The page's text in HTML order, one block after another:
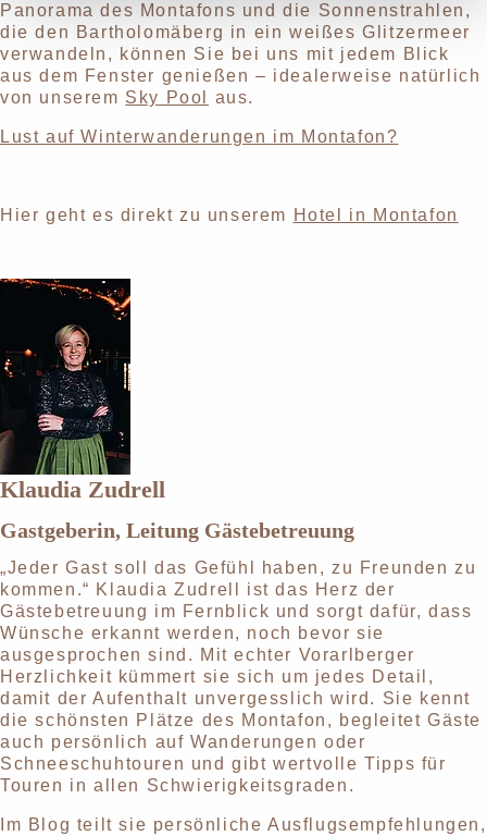
Panorama des Montafons und die Sonnenstrahlen,
die den Bartholomäberg in ein weißes Glitzermeer
verwandeln, können Sie bei uns mit jedem Blick
aus dem Fenster genießen – idealerweise natürlich
von unserem Sky Pool aus.
Lust auf Winterwanderungen im Montafon?
Hier geht es direkt zu unserem Hotel in Montafon
Klaudia Zudrell
Gastgeberin, Leitung Gästebetreuung
„Jeder Gast soll das Gefühl haben, zu Freunden zu
kommen.“ Klaudia Zudrell ist das Herz der
Gästebetreuung im Fernblick und sorgt dafür, dass
Wünsche erkannt werden, noch bevor sie
ausgesprochen sind. Mit echter Vorarlberger
Herzlichkeit kümmert sie sich um jedes Detail,
damit der Aufenthalt unvergesslich wird. Sie kennt
die schönsten Plätze des Montafon, begleitet Gäste
auch persönlich auf Wanderungen oder
Schneeschuhtouren und gibt wertvolle Tipps für
Touren in allen Schwierigkeitsgraden.
Im Blog teilt sie persönliche Ausflugsempfehlungen,